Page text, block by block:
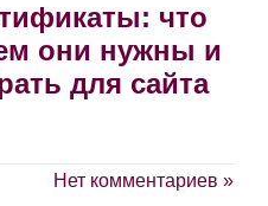
что
они нужны и
для сайта
Нет комментариев »